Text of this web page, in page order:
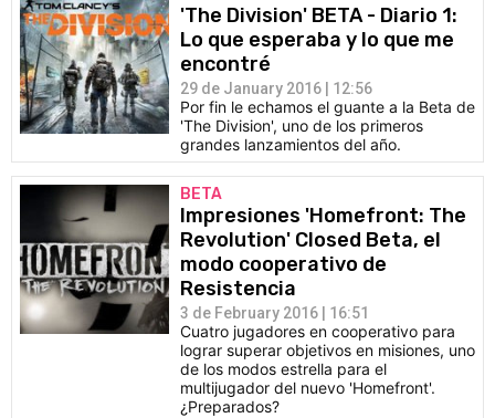
'The Division' BETA - Diario 1:
Lo que esperaba y lo que me
encontré
29 de January 2016 | 12:56
Por fin le echamos el guante a la Beta de
'The Division', uno de los primeros
grandes lanzamientos del año.
BETA
Impresiones 'Homefront: The
Revolution' Closed Beta, el
modo cooperativo de
Resistencia
3 de February 2016 | 16:51
Cuatro jugadores en cooperativo para
lograr superar objetivos en misiones, uno
de los modos estrella para el
multijugador del nuevo 'Homefront'.
¿Preparados?